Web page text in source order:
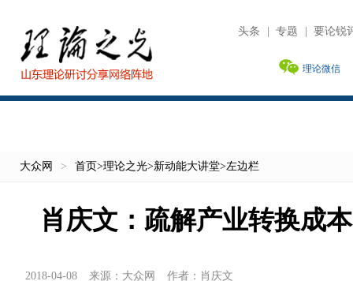
头条 专题 要论锐
理论微信
大众网 > 首页>理论之光>新动能大讲堂>左边栏
肖庆文：疏解产业转换成
2018-04-08 来源： 大众网 作者： 肖庆文